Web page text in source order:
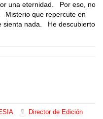
una eternidad. Por eso, no
que repercute en
sienta nada. He descubierto
Director de Edición